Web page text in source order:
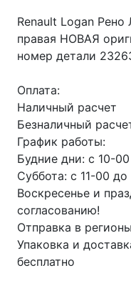
Renault Logan Рено
правая НОВАЯ
номер детали
Оплата:
Наличный расчет
Безналичный
График работы:
Будние дни: с 10-
Суббота: с 11-00 до
Воскресенье и
согласованию!
Отправка в
Упаковка и
бесплатно